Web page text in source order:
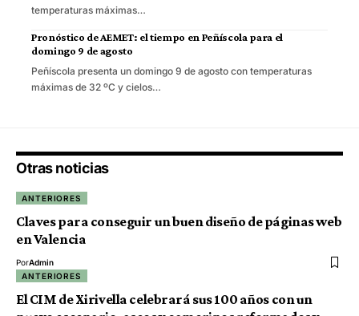
temperaturas máximas…
Pronóstico de AEMET: el tiempo en Peñíscola para el
domingo 9 de agosto
Peñíscola presenta un domingo 9 de agosto con temperaturas
máximas de 32 ºC y cielos…
Otras noticias
ANTERIORES
Claves para conseguir un buen diseño de páginas web
en Valencia
PorAdmin
ANTERIORES
El CIM de Xirivella celebrará sus 100 años con un